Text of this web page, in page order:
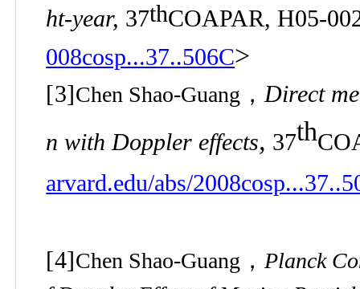
ht-year, 37thCOAPAR,H05-
008cosp...37..506C>
[3]Chen Shao-Guang ， Direct
n with Doppler effects, 37th
arvard.edu/abs/
[4]Chen Shao-Guang ， Planck